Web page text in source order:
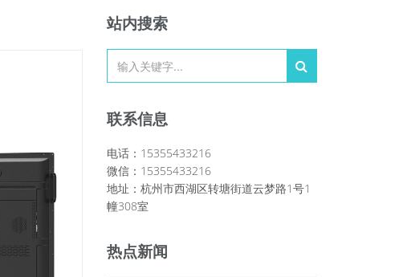
站内搜索
联系信息
电话：15355433216
微信：15355433216
地址：杭州市西湖区转塘街道云梦路1号1
幢308室
热点新闻